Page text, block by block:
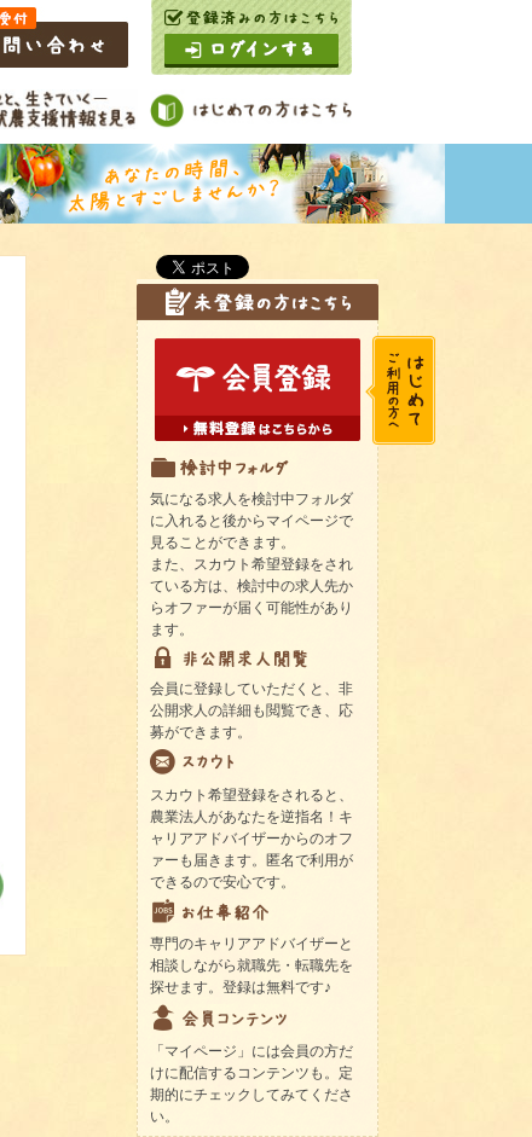
気になる求人を検討中フォルダ
に入れると後からマイページで
見ることができます。
また、スカウト希望登録をされ
ている方は、検討中の求人先か
らオファーが届く可能性があり
ます。
会員に登録していただくと、非
公開求人の詳細も閲覧でき、応
募ができます。
スカウト希望登録をされると、
農業法人があなたを逆指名！キ
ャリアアドバイザーからのオフ
ァーも届きます。匿名で利用が
できるので安心です。
専門のキャリアアドバイザーと
相談しながら就職先・転職先を
探せます。登録は無料です♪
「マイページ」には会員の方だ
けに配信するコンテンツも。定
期的にチェックしてみてくださ
い。